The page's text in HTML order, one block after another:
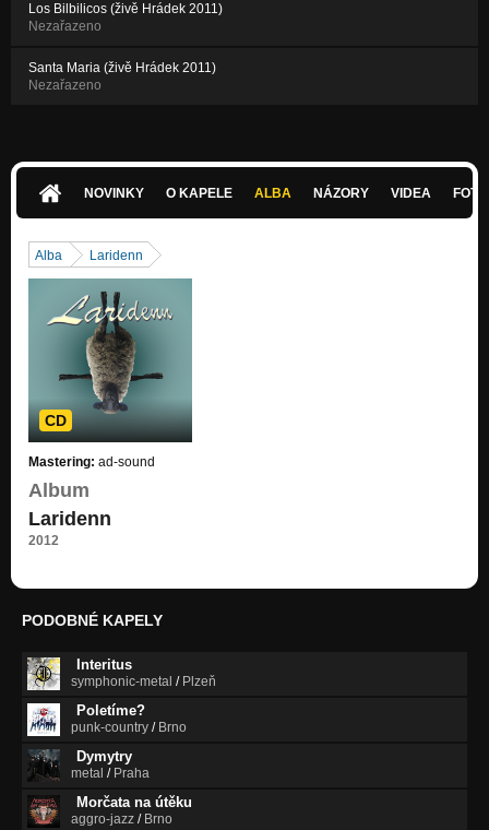
Los Bilbilicos (živě Hrádek 2011)
Nezařazeno
Santa Maria (živě Hrádek 2011)
Nezařazeno
NOVINKY O KAPELE ALBA NÁZORY VIDEA
Alba Laridenn
CD
Mastering: ad-sound
Album
Laridenn
2012
PODOBNÉ KAPELY
Interitus
symphonic-metal / Plzeň
Poletíme?
punk-country / Brno
Dymytry
metal / Praha
Morčata na útěku
aggro-jazz / Brno